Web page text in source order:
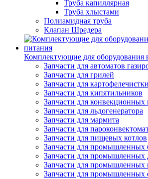
Труба капиллярная
Труба хлыстами
Полиамидная труба
Клапан Шредера
Комплектующие для оборудования
Запчасти для автоматов
Запчасти для грилей
Запчасти для картофелечистки
Запчасти для кипятильников
Запчасти для конвекционных
Запчасти для льдогенератора
Запчасти для мармита
Запчасти для
Запчасти для пищевых котлов
Запчасти для промышленных
Запчасти для промышленных
Запчасти для промышленных
Запчасти для промышленных